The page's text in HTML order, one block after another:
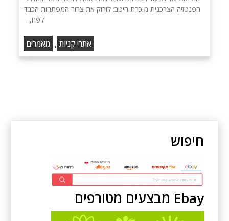
הפנטזיה הצרכנית מוכרת היטב: לזרוק את צרור המפתחות הכבד
לפח,…
אתרי קניות , מאמרים
חיפוש
Ebay מבצעים מטורפים